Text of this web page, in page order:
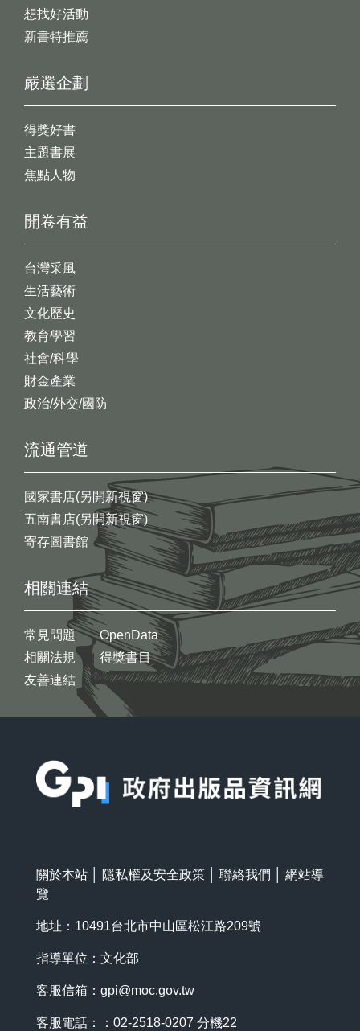
想找好活動
新書特推薦
開卷有益
台灣采風
生活藝術
文化歷史
教育學習
社會/科學
財金產業
政治/外交/國防
嚴選企劃
得獎好書
主題書展
焦點人物
流通管道
國家書店(另開新視窗)
五南書店(另開新視窗)
寄存圖書館
相關連結
常見問題
相關法規
友善連結
OpenData
得獎書目
關於本站 隱私權及安全政策 聯絡我們
網站導
覽
地址：10491台北市中山區松江路209號
指導單位：文化部
客服信箱： gpi@moc.gov.tw
客服電話：：02-2518-0207 分機22